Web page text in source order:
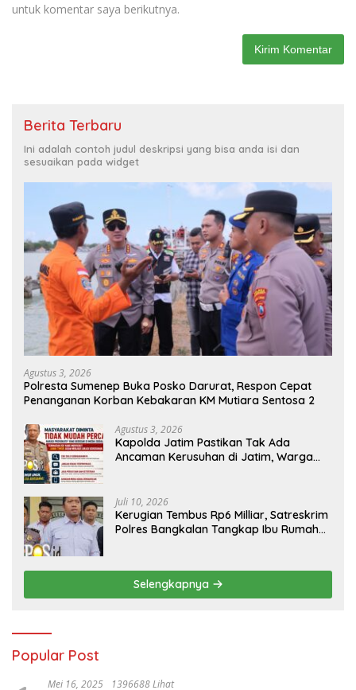
untuk komentar saya berikutnya.
Berita Terbaru
Ini adalah contoh judul deskripsi yang bisa anda isi dan
sesuaikan pada widget
Agustus 3, 2026
Polresta Sumenep Buka Posko Darurat, Respon Cepat
Penanganan Korban Kebakaran KM Mutiara Sentosa 2
Agustus 3, 2026
Kapolda Jatim Pastikan Tak Ada
Ancaman Kerusuhan di Jatim, Warga
Juli 10, 2026
Kerugian Tembus Rp6 Milliar, Satreskrim
Polres Bangkalan Tangkap Ibu Rumah
Selengkapnya
Popular Post
Mei 16, 2025 1396688 Lihat